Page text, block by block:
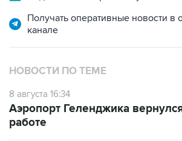
Получать оперативные новости в
канале
НОВОСТИ ПО ТЕМЕ
8 августа 16:34
Аэропорт Геленджика
работе